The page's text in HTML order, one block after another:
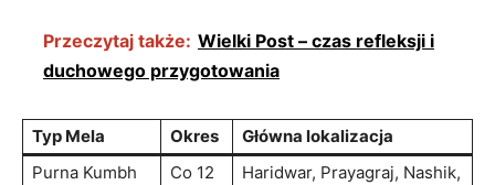
Przeczytaj także: Wielki Post – czas refleksji i
duchowego przygotowania
Typ Mela Okres
Główna lokalizacja
Purna Kumbh
Co 12
Haridwar, Prayagraj, Nashik,